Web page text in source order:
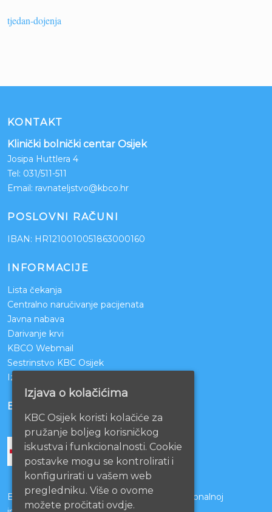
tjedan-dojenja
KONTAKT
Klinički bolnički centar Osijek
Josipa Huttlera 4
Tel: 031/511-511
Email: ravnateljstvo@kbco.hr
POSLOVNI RAČUNI
IBAN: HR1210010051863000160
INFORMACIJE
Lista čekanja
Centralno naručivanje pacijenata
Javna nabava
Darivanje krvi
KBCO Webmail
Sestrinstvo KBC Osijek
Izjava o pristupačnosti mrežnih stranica
BOLNICE PARTNERI
Bolnice s kojima je potpisan ugovor o funkcionalnoj
Izjava o kolačićima
KBC Osijek koristi kolačiće za
pružanje boljeg korisničkog
iskustva i funkcionalnosti. Cookie
postavke mogu se kontrolirati i
konfigurirati u vašem web
pregledniku. Više o ovome
možete pročitati ovdje.